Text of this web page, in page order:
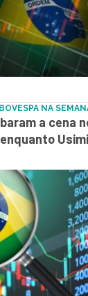
NA
a cena